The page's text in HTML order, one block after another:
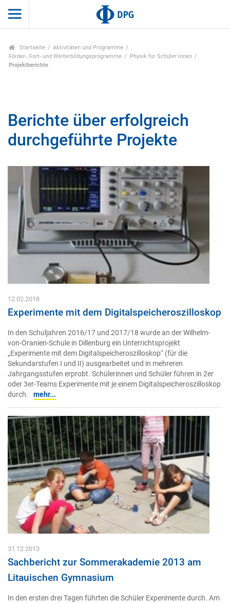
Startseite
Aktivitäten und Programme
Förder-, Fort- und Weiterbildungsprogramme
Physik für Schüler:innen
Projektberichte
Berichte über erfolgreich
durchgeführte Projekte
12.02.2018
Experimente mit dem Digitalspeicheroszilloskop
In den Schuljahren 2016/17 und 2017/18 wurde an der Wilhelm-
von-Oranien-Schule in Dillenburg ein Unterrichtsprojekt
„Experimente mit dem Digitalspeicheroszilloskop“ (für die
Sekundarstufen I und II) ausgearbeitet und in mehreren
Jahrgangsstufen erprobt. Schülerinnen und Schüler führen in 2er
oder 3er-Teams Experimente mit je einem Digitalspeicheroszilloskop
durch.
mehr...
31.12.2013
Sachbericht zur Sommerakademie 2013 am
Litauischen Gymnasium
In den ersten drei Tagen führten die Schüler Experimente durch. Am